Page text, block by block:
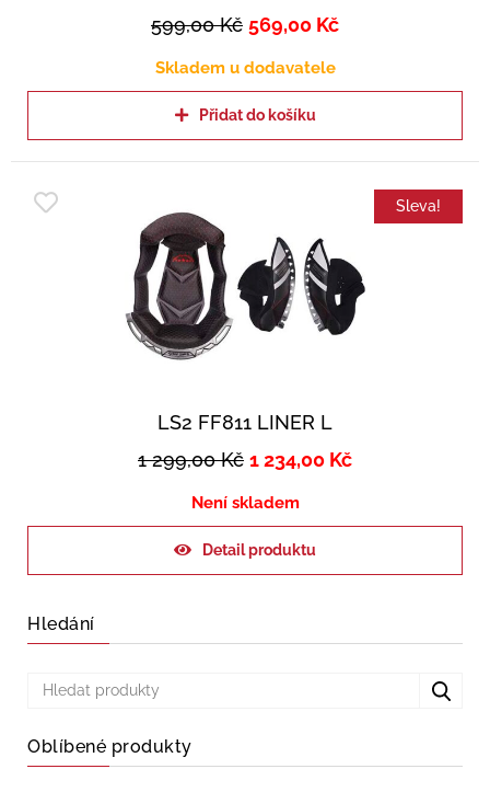
599,00Kč 569,00 Kč
Skladem u dodavatele
Přidat do košíku
Sleva!
LS2 FF811 LINER L
1 299,00Kč 1 234,00 Kč
Není skladem
Detail produktu
Hledání
Oblíbené produkty